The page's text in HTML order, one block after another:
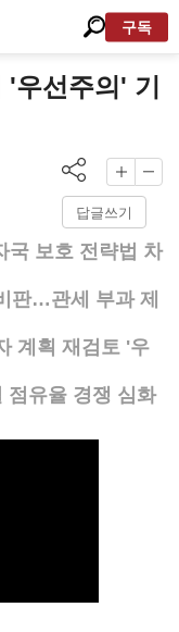
구독
선주의' 기
답글쓰기
국 보호 전략법 차
판…관세 부과 제
계획 재검토 '우
유율 경쟁 심화